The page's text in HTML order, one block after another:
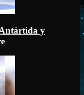
Antártida y